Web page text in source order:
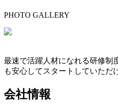
PHOTO GALLERY
最速で活躍人材になれる研修制
も安心してスタートしていただ
会社情報